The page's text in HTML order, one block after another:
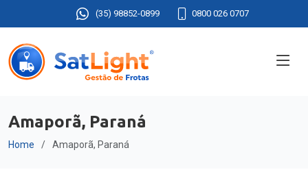
(35) 98852-0899 0800 026 0707
Amaporã, Paraná
Home Amaporã, Paraná